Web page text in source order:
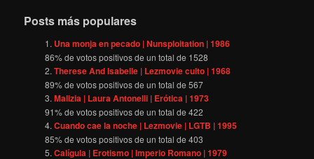
Posts más populares
Una monja en pecado | Nunsploitation | 1986
86% de votos positivos de un total de 1528
Therese And Isabelle | Lezmovie culto | 1968
89% de votos positivos de un total de567
Malizia | Laura Antonelli | Erótica | 1973
91% de votos positivos de un total de422
Cuando cae la noche | Lezmovie | LGTB | 1995
85% de votos positivos de un total de403
Calígula | Erotismo | Imperio Romano | 1979